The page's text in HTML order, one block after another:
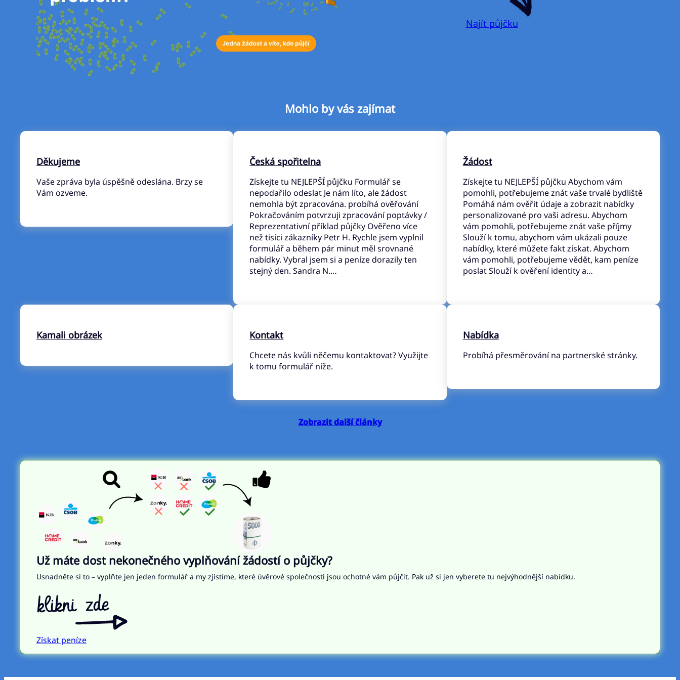
Najít půjčku
Mohlo by vás zajímat
Děkujeme
Vaše zpráva byla úspěšně odeslána. Brzy se
Vám ozveme.
Česká spořitelna
Získejte tu NEJLEPŠÍ půjčku Formulář se
nepodařilo odeslat Je nám líto, ale žádost
nemohla být zpracována. probíhá ověřování
Pokračováním potvrzuji zpracování poptávky /
Reprezentativní příklad půjčky Ověřeno více
než tisíci zákazníky Petr H. Rychle jsem vyplnil
formulář a během pár minut měl srovnané
nabídky. Vybral jsem si a peníze dorazily ten
stejný den. Sandra N.…
Žádost
Získejte tu NEJLEPŠÍ půjčku Abychom vám
pomohli, potřebujeme znát vaše trvalé bydliště
Pomáhá nám ověřit údaje a zobrazit nabídky
personalizované pro vaši adresu. Abychom
vám pomohli, potřebujeme znát vaše příjmy
Slouží k tomu, abychom vám ukázali pouze
nabídky, které můžete fakt získat. Abychom
vám pomohli, potřebujeme vědět, kam peníze
poslat Slouží k ověření identity a…
Kamali obrázek Kontakt
Chcete nás kvůli něčemu kontaktovat? Využijte
k tomu formulář níže.
Nabídka
Probíhá přesměrování na partnerské stránky.
Zobrazit další články
Už máte dost nekonečného vyplňování žádostí o půjčky?
Usnadněte si to – vyplňte jen jeden formulář a my zjistíme, které úvěrové společnosti jsou ochotné vám půjčit. Pak už si jen vyberete tu nejvýhodnější nabídku.
Získat peníze